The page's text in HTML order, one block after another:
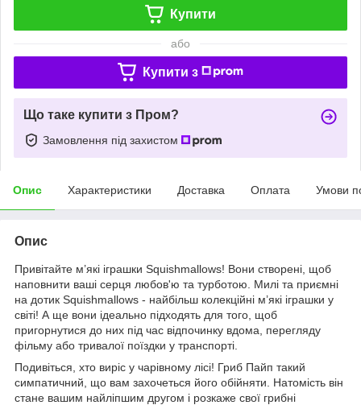
Купити
або
Купити з
Що таке купити з Пром?
Замовлення під захистом
Опис Характеристики Доставка Оплата Умови
Опис
Привітайте м’які іграшки Squishmallows! Вони створені, щоб
наповнити ваші серця любов'ю та турботою. Милі та приємні
на дотик Squishmallows - найбільш колекційні м’які іграшки у
світі! А ще вони ідеально підходять для того, щоб
пригорнутися до них під час відпочинку вдома, перегляду
фільму або тривалої поїздки у транспорті.
Подивіться, хто виріс у чарівному лісі! Гриб Пайп такий
симпатичний, що вам захочеться його обійняти. Натомість він
стане вашим найліпшим другом і розкаже свої грибні